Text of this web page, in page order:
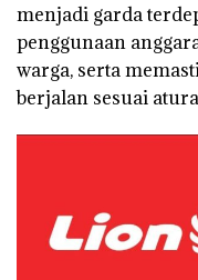
menjadi garda
penggunaan
warga, serta
berjalan sesuai